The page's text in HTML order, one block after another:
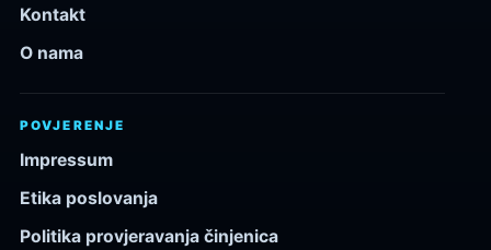
Kontakt
O nama
POVJERENJE
Impressum
Etika poslovanja
Politika provjeravanja činjenica